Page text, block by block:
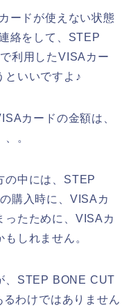
ードが使えない状態
絡をして、STEP
利用したVISAカー
といいですよ♪
カードの金額は、
。
の中には、STEP
購入時に、VISAカ
ったために、VISAカ
しれません。
、STEP BONE CUT
わけではありません